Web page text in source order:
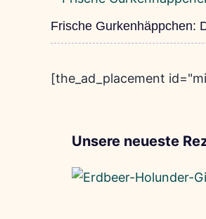
Frische Gurkenhäppchen:
[the_ad_placement
Unsere neueste